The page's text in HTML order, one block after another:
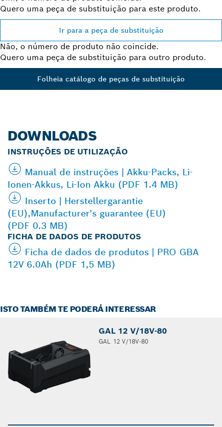
Quero uma peça de substituição para este produto.
Ir para a peça de substituição
Não, o número de produto não coincide.
Quero uma peça de substituição para outro produto.
Folheia catálogo de peças de substituição
DOWNLOADS
INSTRUÇÕES DE UTILIZAÇÃO
Manual de instruções | Akku-Packs, Li-
Ionen-Akkus, Li-Ion Akku (PDF 1.4 MB)
Inserto | Herstellergarantie
(EU),Manufacturer's guarantee (EU)
(PDF 0.3 MB)
FICHA DE DADOS DE PRODUTOS
Ficha de dados de produtos | PRO GBA
12V 6.0Ah (PDF 1,5 MB)
ISTO TAMBÉM TE PODERÁ INTERESSAR
GAL 12 V/18V-80
GAL 12 V/18V-80